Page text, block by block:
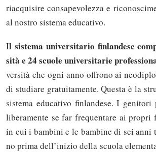
riacquisire consapevolezza e
al nostro sistema educativo.
Il si­ste­ma uni­ver­si­ta­rio fin­lan­de­se
si­tà e 24 scuo­le uni­ver­si­ta­rie
ver­si­tà che ogni an­no of­fro­no ai
di stu­dia­re gratuitamente. Que­sta è la
si­ste­ma edu­ca­ti­vo fin­lan­de­se. I ge­ni­to­ri
li­be­ra­men­te se far fre­quen­ta­re ai pro­pri
in cui i bam­bi­ni e le bam­bi­ne di sei an­ni
no pri­ma del­l’i­ni­zio del­la scuo­la